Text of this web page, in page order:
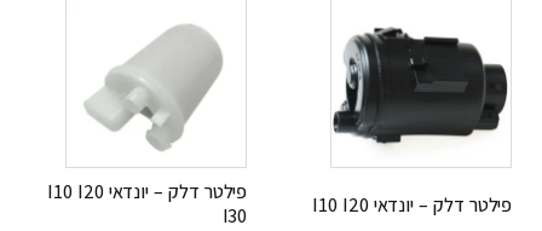
פילטר דלק – יונדאי I10 I20
פילטר דלק – יונדאי I10 I20
I30